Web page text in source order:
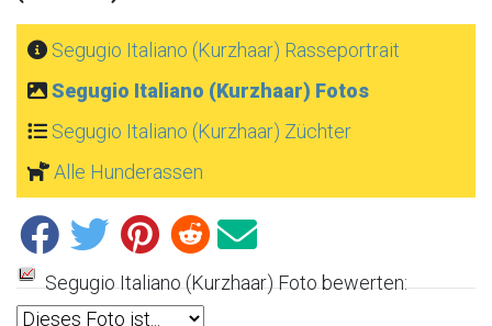
Segugio Italiano (Kurzhaar) Rasseportrait
Segugio Italiano (Kurzhaar) Fotos
Segugio Italiano (Kurzhaar) Züchter
Alle Hunderassen
Segugio Italiano (Kurzhaar) Foto bewerten: